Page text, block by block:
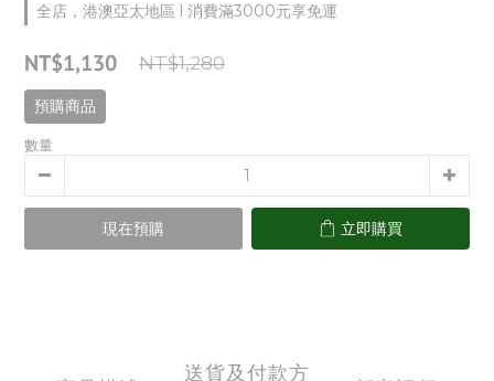
全店，港澳亞太地區 l 消費滿3000元享免運
NT$1,130 NT$1,280
預購商品
數量
現在預購 立即購買
送貨及付款方